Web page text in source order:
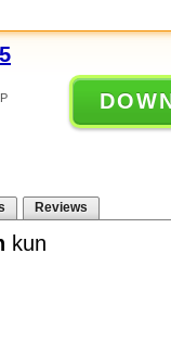
Reviews
kun